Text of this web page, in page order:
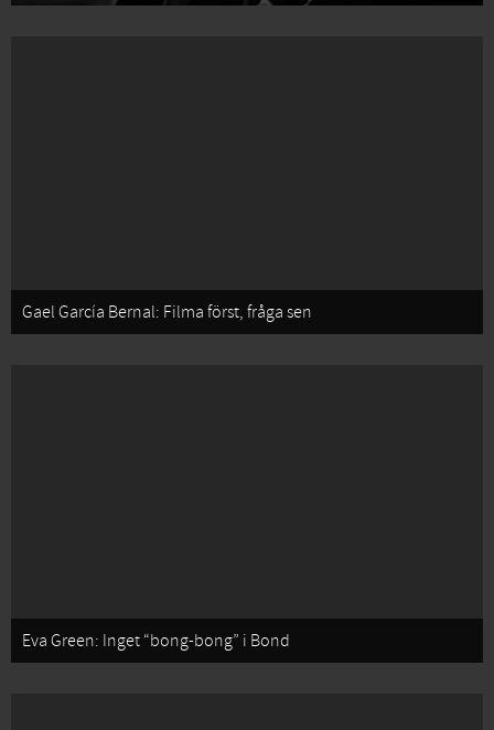
Gael García Bernal: Filma först, fråga sen
Eva Green: Inget “bong-bong” i Bond